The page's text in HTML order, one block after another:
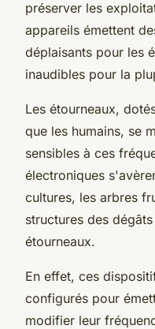
préserver les
appareils émettent
déplaisants pour les
inaudibles pour la
Les étourneaux,
que les humains, se
sensibles à ces
électroniques
cultures, les arbres
structures des
étourneaux.
En effet, ces
configurés pour
modifier leur